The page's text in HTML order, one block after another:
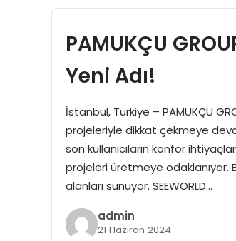
PAMUKÇU
Yeni Adı!
İstanbul, Türkiye – PAMUKÇU
projeleriyle dikkat çekmeye
son kullanıcıların konfor
projeleri üretmeye odaklanıyor.
alanları sunuyor. SEEWORLD…
admin
21 Haziran 2024